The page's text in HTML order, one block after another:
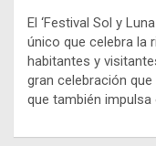
El ‘Festival Sol y
único que celebra la
habitantes y
gran celebración
que también impulsa